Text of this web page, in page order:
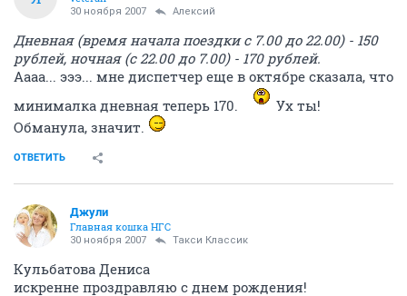
30 ноября 2007 Алексий
Дневная (время начала поездки с 7.00 до 22.00) - 150
рублей, ночная (с 22.00 до 7.00) - 170 рублей.
Аааа... эээ... мне диспетчер еще в октябре сказала, что
минималка дневная теперь 170.
Ух ты!
Обманула, значит.
ОТВЕТИТЬ
Джули
Главная кошка НГС
30 ноября 2007 Такси Классик
Кульбатова Дениса
искренне проздравляю с днем рождения!